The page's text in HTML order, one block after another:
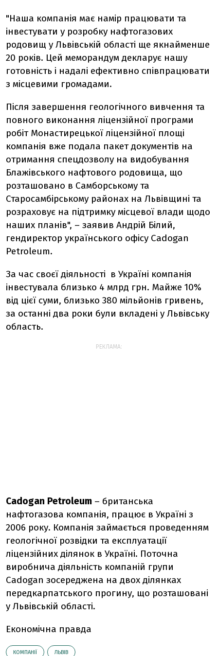
"Наша компанія має намір працювати та
інвестувати у розробку нафтогазових
родовищ у Львівській області ще якнайменше
20 років. Цей меморандум декларує нашу
готовність і надалі ефективно співпрацювати
з місцевими громадами.
Після завершення геологічного вивчення та
повного виконання ліцензійної програми
робіт Монастирецької ліцензійної площі
компанія вже подала пакет документів на
отримання спецдозволу на видобування
Блажівського нафтового родовища, що
розташовано в Самборському та
Старосамбірському районах на Львівщині та
розраховує на підтримку місцевої влади щодо
наших планів", – заявив Андрій Білий,
гендиректор українського офісу Cadogan
Petroleum.
За час своєї діяльності в Україні компанія
інвестувала близько 4 млрд грн. Майже 10%
від цієї суми, близько 380 мільйонів гривень,
за останні два роки були вкладені у Львівську
область.
РЕКЛАМА:
Cadogan Petroleum – британська
нафтогазова компанія, працює в Україні з
2006 року. Компанія займається проведенням
геологічної розвідки та експлуатації
ліцензійних ділянок в Україні. Поточна
виробнича діяльність компаній групи
Cadogan зосереджена на двох ділянках
передкарпатського прогину, що розташовані
у Львівській області.
Економічна правда
КОМПАНІЇ ЛЬВІВ